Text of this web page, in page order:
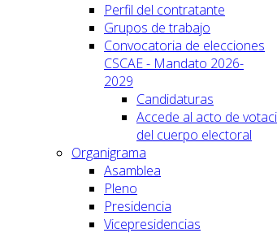
Perfil del contratante
Grupos de trabajo
Convocatoria de elecciones
CSCAE - Mandato 2026-
2029
Candidaturas
Accede al acto de
del cuerpo electoral
Organigrama
Asamblea
Pleno
Presidencia
Vicepresidencias